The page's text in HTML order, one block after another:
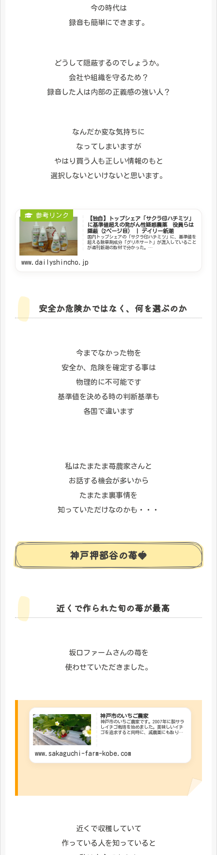
今の時代は
録音も簡単にできます。
どうして隠蔽するのでしょうか。
会社や組織を守るため？
録音した人は内部の正義感の強い人？
なんだか変な気持ちに
なってしまいますが
やはり買う人も正しい情報のもと
選択しないといけないと思います。
【独自】トップシェア「サクラ印ハチミツ」
に基準値超えの発がん性疑惑農薬 役員らは
隠蔽（2ページ目） | デイリー新潮
国内トップシェアの「サクラ印ハチミツ」に、基準値を
超える除草剤成分「グリホサート」が混入していること
が週刊新潮の取材で分かった。…
www.dailyshincho.jp
安全か危険かではなく、何を選ぶのか
今までなかった物を
安全か、危険を確定する事は
物理的に不可能です
基準値を決める時の判断基準も
各国で違います
私はたまたま苺農家さんと
お話する機会が多いから
たまたま裏事情を
知っていただけなのかも・・・
神戸押部谷の苺🍓
近くで作られた旬の苺が最高
坂口ファームさんの苺を
使わせていただきました。
神戸市のいちご農家
神戸市のいちご農家です。2007年に脱サラ
しイチゴ栽培を始めました。美味しいイチ
ゴを追求すると同時に、減農薬にも取り組
www.sakaguchi-farm-kobe.com
近くで収穫していて
作っている人を知っていると